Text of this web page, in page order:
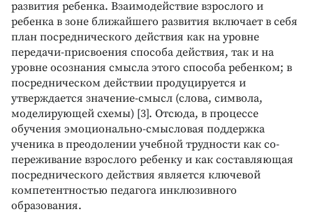
развития ребенка. Взаимодействие взрослого и
ребенка в зоне ближайшего развития включает в себя
план посреднического действия как на уровне
передачи-присвоения способа действия, так и на
уровне осознания смысла этого способа ребенком; в
посредническом действии продуцируется и
утверждается значение-смысл (слова, символа,
моделирующей схемы) [3]. Отсюда, в процессе
обучения эмоционально-смысловая поддержка
ученика в преодолении учебной трудности как со-
переживание взрослого ребенку и как составляющая
посреднического действия является ключевой
компетентностью педагога инклюзивного
образования.